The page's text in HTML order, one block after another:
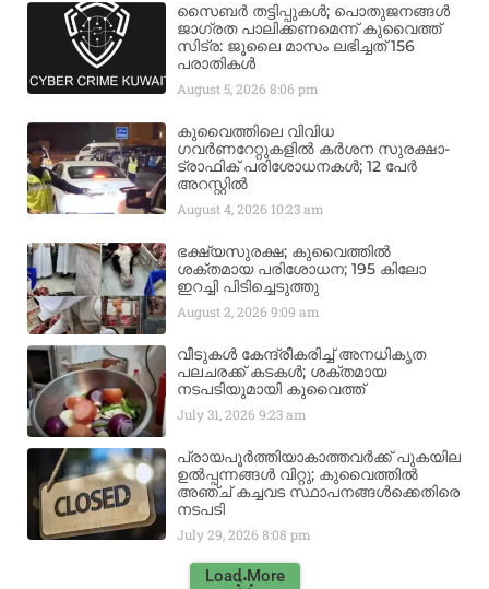
സൈബർ തട്ടിപ്പുകൾ; പൊതുജനങ്ങൾ
ജാഗ്രത പാലിക്കണമെന്ന് കുവൈത്ത്
സിട്ര: ജൂലൈ മാസം ലഭിച്ചത് 156
പരാതികൾ
August 5, 20268:06 pm
കുവൈത്തിലെ വിവിധ
ഗവർണറേറ്റുകളിൽ കർശന സുരക്ഷാ-
ട്രാഫിക് പരിശോധനകൾ; 12 പേർ
അറസ്റ്റിൽ
August 4, 2026 10:23 am
ഭക്ഷ്യസുരക്ഷ; കുവൈത്തിൽ
ശക്തമായ പരിശോധന; 195 കിലോ
ഇറച്ചി പിടിച്ചെടുത്തു
August 2, 20269:09 am
വീടുകൾ കേന്ദ്രീകരിച്ച് അനധികൃത
പലചരക്ക് കടകൾ; ശക്തമായ
നടപടിയുമായി കുവൈത്ത്
July 31, 20269:23 am
പ്രായപൂർത്തിയാകാത്തവർക്ക് പുകയില
ഉൽപ്പന്നങ്ങൾ വിറ്റു; കുവൈത്തിൽ
അഞ്ച് കച്ചവട സ്ഥാപനങ്ങൾക്കെതിരെ
നടപടി
July 29, 20268:08 pm
Load More